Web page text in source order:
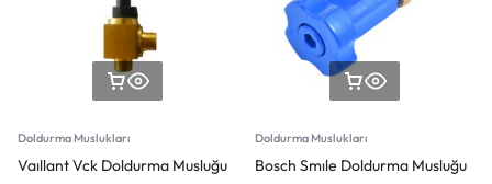
Doldurma Muslukları
Vaıllant Vck Doldurma Musluğu
Doldurma Muslukları
Bosch Smıle Doldurma Musluğu